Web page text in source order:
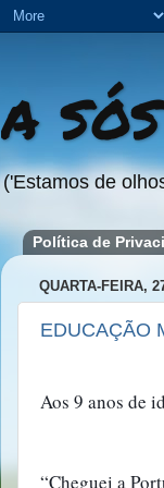
A
('Estamos de
Política de
QUARTA-FEIRA,
EDUCAÇÃO
Aos 9 anos de
“Cheguei a